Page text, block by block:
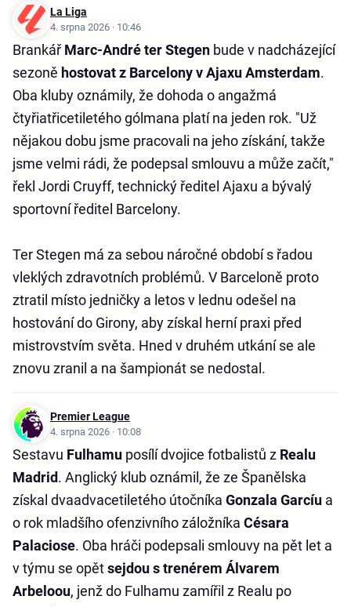
La Liga
4. srpna 2026 · 10:46
Brankář Marc-André ter Stegen bude v nadcházející
sezoně hostovat z Barcelony v Ajaxu Amsterdam.
Oba kluby oznámily, že dohoda o angažmá
čtyřiatřicetiletého gólmana platí na jeden rok. "Už
nějakou dobu jsme pracovali na jeho získání, takže
jsme velmi rádi, že podepsal smlouvu a může začít,"
řekl Jordi Cruyff, technický ředitel Ajaxu a bývalý
sportovní ředitel Barcelony.
Ter Stegen má za sebou náročné období s řadou
vleklých zdravotních problémů. V Barceloně proto
ztratil místo jedničky a letos v lednu odešel na
hostování do Girony, aby získal herní praxi před
mistrovstvím světa. Hned v druhém utkání se ale
znovu zranil a na šampionát se nedostal.
Premier League
4. srpna 2026 · 10:08
Sestavu Fulhamu posílí dvojice fotbalistů z Realu
Madrid. Anglický klub oznámil, že ze Španělska
získal dvaadvacetiletého útočníka Gonzala Garcíu a
o rok mladšího ofenzivního záložníka Césara
Palaciose. Oba hráči podepsali smlouvy na pět let a
v týmu se opětsejdou s trenérem Álvarem
Arbeloou, jenž do Fulhamu zamířil z Realu po